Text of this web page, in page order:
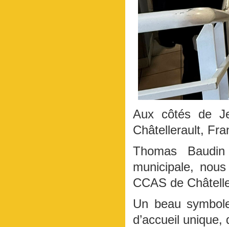
Aux côtés de
Châtellerault,
Thomas
municipale,
CCAS de
Un beau
d’accueil